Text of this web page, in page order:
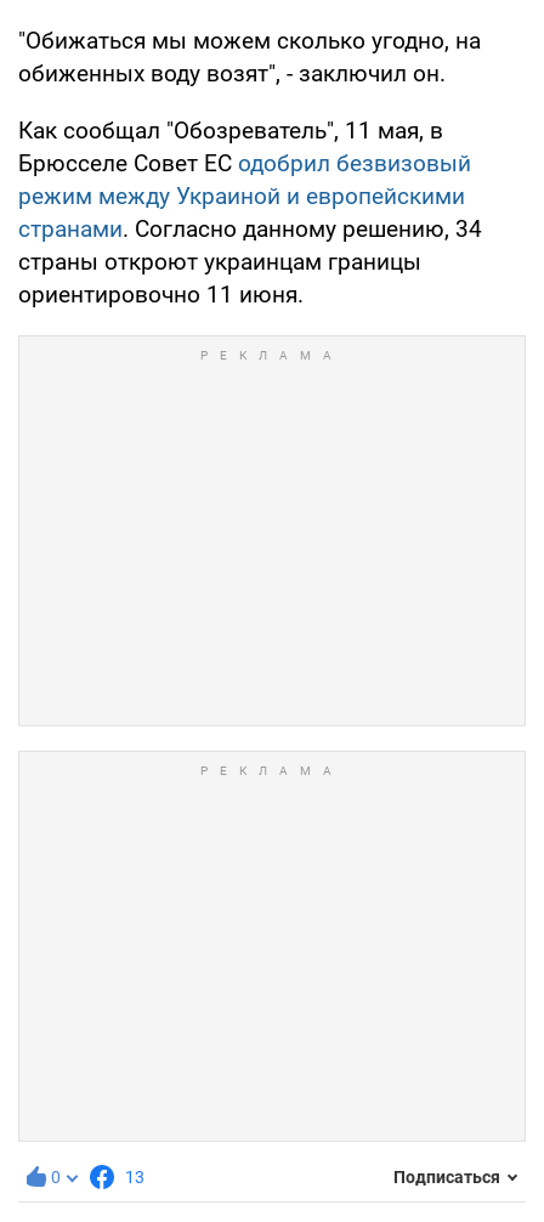
"Обижаться мы можем сколько угодно, на
обиженных воду возят", - заключил он.
Как сообщал "Обозреватель", 11 мая, в
Брюсселе Совет ЕС одобрил безвизовый
режим между Украиной и европейскими
странами. Согласно данному решению, 34
страны откроют украинцам границы
ориентировочно 11 июня.
0 13 Подписаться